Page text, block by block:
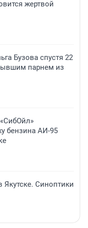
жертвой
Бузова спустя 22
парнем из
бензина АИ-95
Синоптики